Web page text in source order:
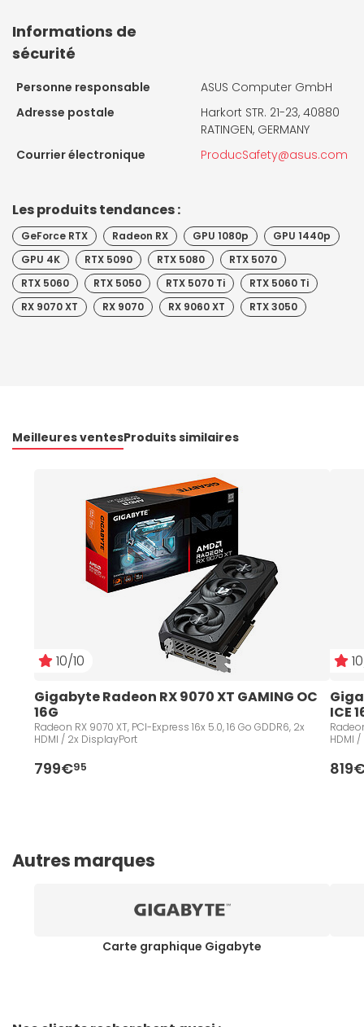
Informations de
sécurité
Personne responsable
ASUS Computer GmbH
Adresse postale
Harkort STR. 21-23, 40880
RATINGEN, GERMANY
Courrier électronique
ProducSafety@asus.com
Les produits tendances :
GeForce RTX Radeon RX GPU 1080p
GPU 1440p
GPU 4K
RTX 5090 RTX 5080
RTX 5070
RTX 5060
RTX 5050 RTX 5070 Ti
RTX 5060 Ti
RX 9070 XT
RX 9070 RX 9060 XT RTX 3050
Meilleures ventesProduits similaires
10/10
Gigabyte Radeon RX 9070 XT GAMING OC
16G
Radeon RX 9070 XT, PCI-Express 16x 5.0, 16 Go GDDR6, 2x
HDMI / 2x DisplayPort
799€95
ICE
HDMI
Autres marques
Carte graphique Gigabyte